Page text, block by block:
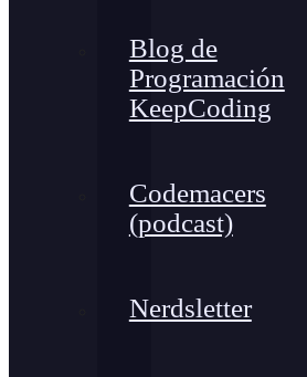
Blog de
Programación
KeepCoding
Codemacers
(podcast)
Nerdsletter